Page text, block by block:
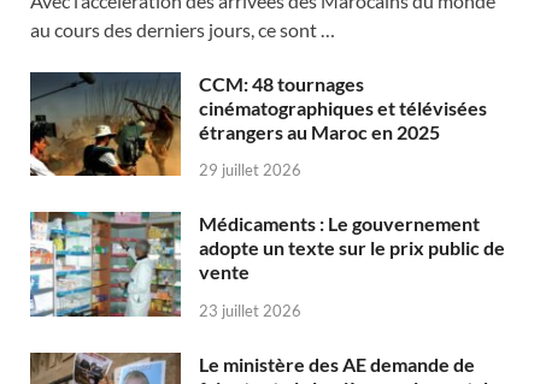
au cours des derniers jours, ce sont …
CCM: 48 tournages
cinématographiques et télévisées
étrangers au Maroc en 2025
29 juillet 2026
Médicaments : Le gouvernement
adopte un texte sur le prix public de
vente
23 juillet 2026
Le ministère des AE demande de